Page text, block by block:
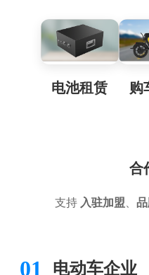
电池租赁 购
合
支持 入驻加盟
01 电动车企业